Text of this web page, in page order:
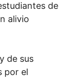
de
alivio
de sus
por el